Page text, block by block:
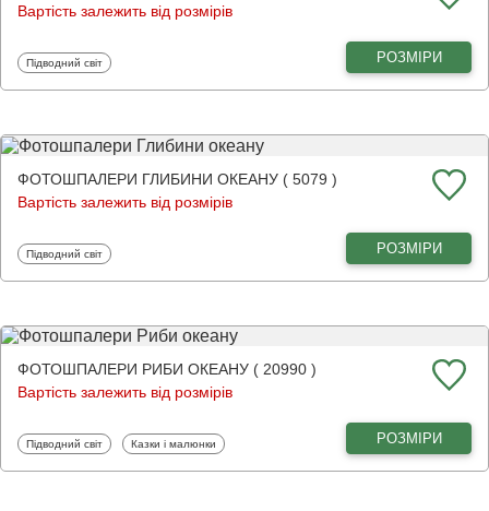
Вартість залежить від розмірів
Фотошпалери
Підводний світ РОЗМІРИ
ФОТОШПАЛЕРИ ГЛИБИНИ ОКЕАНУ ( 5079 )
Вартість залежить від розмірів
Фотошпалери
Підводний світ РОЗМІРИ
ФОТОШПАЛЕРИ РИБИ ОКЕАНУ ( 20990 )
Вартість залежить від розмірів
Фотошпалери
Підводний світ Фотошпалери
Казки і малюнки РОЗМІРИ